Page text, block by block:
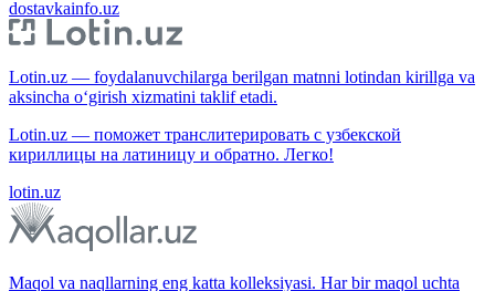
dostavkainfo.uz
Lotin.uz — foydalanuvchilarga berilgan matnni lotindan kirillga va
aksincha o‘girish xizmatini taklif etadi.
Lotin.uz — поможет транслитерировать с узбекской
кириллицы на латиницу и обратно. Легко!
lotin.uz
Maqol va naqllarning eng katta kolleksiyasi. Har bir maqol uchta